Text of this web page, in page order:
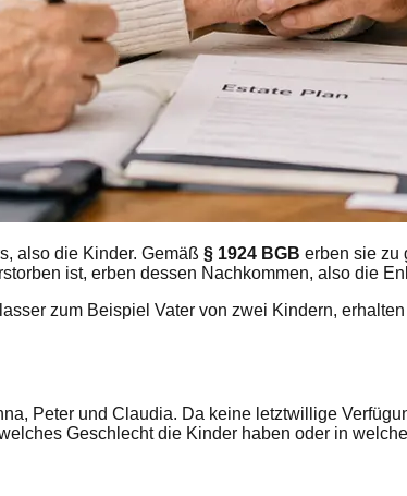
also die Kinder. Gemäß § 1924 BGB erben sie zu
ist, erben dessen Nachkommen, also die
zum Beispiel Vater von zwei Kindern,
Peter und Claudia. Da keine letztwillige
Geschlecht die Kinder haben oder in